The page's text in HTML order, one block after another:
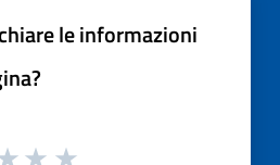
le informazioni